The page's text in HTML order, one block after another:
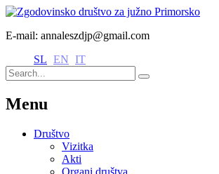
E-mail: annaleszdjp@gmail.com
SL EN IT
Menu
Društvo
Vizitka
Akti
Organi društva